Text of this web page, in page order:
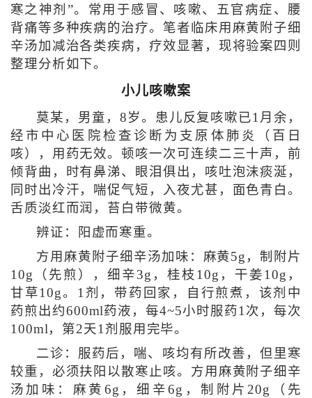
寒之神剂”。常用于感冒、咳嗽、五官病症、腰
背痛等多种疾病的治疗。笔者临床用麻黄附子细
辛汤加减治各类疾病，疗效显著，现将验案四则
整理分析如下。
小儿咳嗽案
莫某，男童，8岁。患儿反复咳嗽已1月余，
经市中心医院检查诊断为支原体肺炎（百日
咳），用药无效。顿咳一次可连续二三十声，前
倾背曲，时有鼻涕、眼泪俱出，咳吐泡沫痰涎，
同时出冷汗，喘促气短，入夜尤甚，面色青白。
舌质淡红而润，苔白带微黄。
辨证：阳虚而寒重。
方用麻黄附子细辛汤加味：麻黄5g，制附片
10g（先煎），细辛3g，桂枝10g，干姜10g，
甘草10g。1剂，带药回家，自行煎煮，该剂中
药煎出约600ml药液，每4~5小时服药1次，每次
100ml，第2天1剂服用完毕。
二诊：服药后，喘、咳均有所改善，但里寒
较重，必须扶阳以散寒止咳。方用麻黄附子细辛
汤加味：麻黄6g，细辛6g，制附片20g（先